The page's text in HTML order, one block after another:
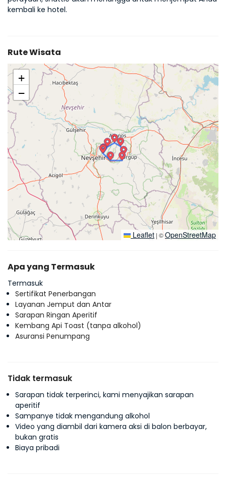
kembali ke hotel.
Rute Wisata
+
−
Leaflet | ©OpenStreetMap
Apa yang Termasuk
Termasuk
Sertifikat Penerbangan
Layanan Jemput dan Antar
Sarapan Ringan Aperitif
Kembang Api Toast (tanpa alkohol)
Asuransi Penumpang
Tidak termasuk
Sarapan tidak terperinci, kami menyajikan sarapan
aperitif
Sampanye tidak mengandung alkohol
Video yang diambil dari kamera aksi di balon berbayar,
bukan gratis
Biaya pribadi